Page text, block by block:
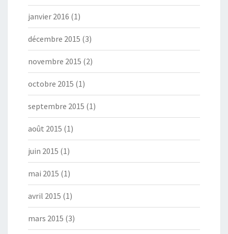
janvier 2016 (1)
décembre 2015 (3)
novembre 2015 (2)
octobre 2015 (1)
septembre 2015 (1)
août 2015 (1)
juin 2015 (1)
mai 2015 (1)
avril 2015 (1)
mars 2015 (3)